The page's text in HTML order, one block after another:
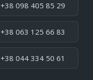
+38 098 405 85 29
+38 063 125 66 83
+38 044 334 50 61